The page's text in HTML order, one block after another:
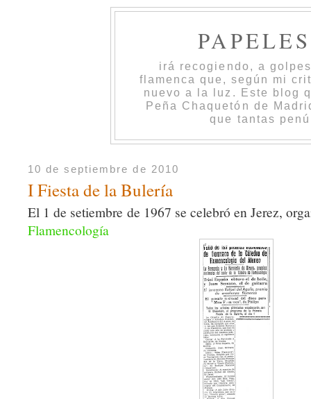
irá recogiendo, a
flamenca que, según mi
nuevo a la luz. Este blog
Peña Chaquetón de
que tantas
10 de septiembre de 2010
I Fiesta de la Bulería
El 1 de setiembre de 1967 se celebró en Jerez,
Flamencología